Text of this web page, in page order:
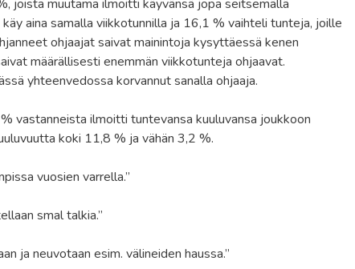
joista muutama ilmoitti käyvänsä jopa seitsemällä
aina samalla viikkotunnilla ja 16,1 % vaihteli tunteja, joille
ohjaajat saivat mainintoja kysyttäessä kenen
määrällisesti enemmän viikkotunteja ohjaavat.
yhteenvedossa korvannut sanalla ohjaaja.
vastanneista ilmoitti tuntevansa kuuluvansa joukkoon
koki 11,8 % ja vähän 3,2 %.
vuosien varrella.”
smal talkia.”
ja neuvotaan esim. välineiden haussa.”